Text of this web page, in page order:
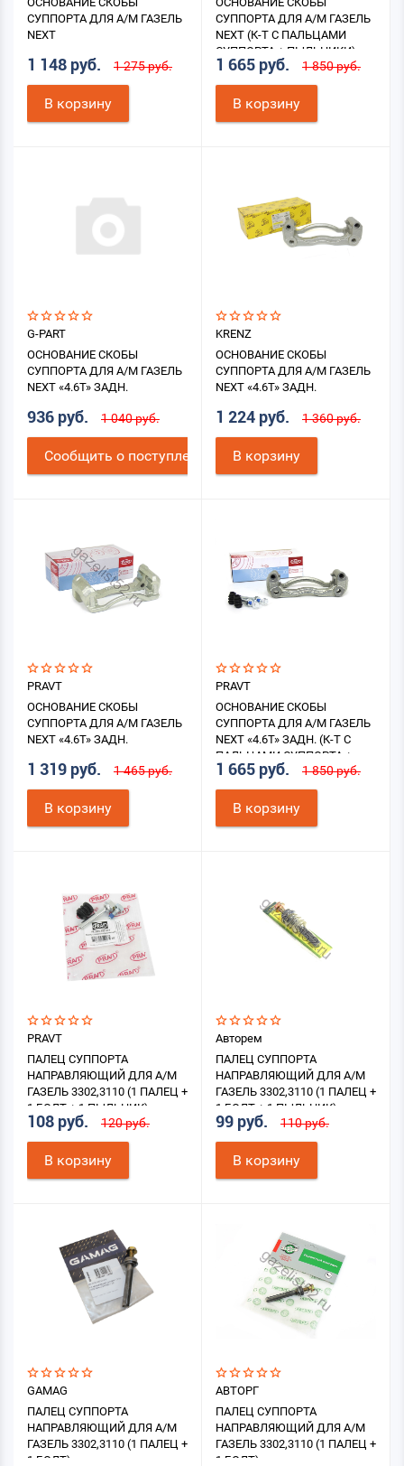
СУППОРТА ДЛЯ А/М ГАЗЕЛЬ
NEXT
1 148 руб. 1 275 руб.
В корзину
СУППОРТА ДЛЯ А/М ГАЗЕЛЬ
NEXT (К-Т С ПАЛЬЦАМИ
СУППОРТА + ПЫЛЬНИКИ)
1 665 руб. 1 850 руб.
В корзину
G-PART
ОСНОВАНИЕ СКОБЫ
СУППОРТА ДЛЯ А/М ГАЗЕЛЬ
NEXT «4.6Т» ЗАДН.
936 руб. 1 040 руб.
Cообщить о поступлении
KRENZ
ОСНОВАНИЕ СКОБЫ
СУППОРТА ДЛЯ А/М ГАЗЕЛЬ
NEXT «4.6Т» ЗАДН.
1 224 руб. 1 360 руб.
В корзину
PRAVT
ОСНОВАНИЕ СКОБЫ
СУППОРТА ДЛЯ А/М ГАЗЕЛЬ
NEXT «4.6Т» ЗАДН.
1 319 руб. 1 465 руб.
В корзину
PRAVT
ОСНОВАНИЕ СКОБЫ
СУППОРТА ДЛЯ А/М ГАЗЕЛЬ
NEXT «4.6Т» ЗАДН. (К-Т С
ПАЛЬЦАМИ СУППОРТА +
ПЫЛЬНИКИ)
1 665 руб. 1 850 руб.
В корзину
PRAVT
ПАЛЕЦ СУППОРТА
НАПРАВЛЯЮЩИЙ ДЛЯ А/М
ГАЗЕЛЬ 3302,3110 (1 ПАЛЕЦ +
1 БОЛТ + 1 ПЫЛЬНИК)
108 руб. 120 руб.
В корзину
Авторем
ПАЛЕЦ СУППОРТА
НАПРАВЛЯЮЩИЙ ДЛЯ А/М
ГАЗЕЛЬ 3302,3110 (1 ПАЛЕЦ +
1 БОЛТ + 1 ПЫЛЬНИК)
99 руб. 110 руб.
В корзину
GAMAG
ПАЛЕЦ СУППОРТА
НАПРАВЛЯЮЩИЙ ДЛЯ А/М
ГАЗЕЛЬ 3302,3110 (1 ПАЛЕЦ +
1 БОЛТ)
АВТОРГ
ПАЛЕЦ СУППОРТА
НАПРАВЛЯЮЩИЙ ДЛЯ А/М
ГАЗЕЛЬ 3302,3110 (1 ПАЛЕЦ +
1 БОЛТ)